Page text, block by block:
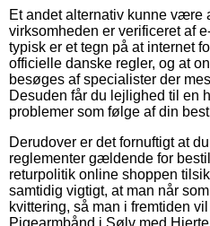
Et andet alternativ kunne være
virksomheden er verificeret af
typisk er et tegn på at internet
officielle danske regler, og at
besøges af specialister der
Desuden får du lejlighed til en
problemer som følge af din
Derudover er det fornuftigt at
reglementer gældende for
returpolitik online shoppen
samtidig vigtigt, at man når
kvittering, så man i fremtiden
Pigearmbånd i Sølv med